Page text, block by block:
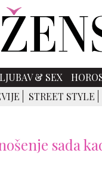
LJUBAV & SEX
STREET STYLE
sada